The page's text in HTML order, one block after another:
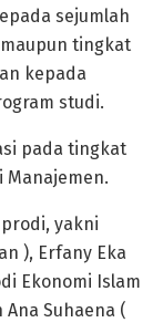
sejumlah
tingkat
kepada
studi.
pada tingkat
Manajemen.
yakni
), Erfany Eka
Ekonomi Islam
Suhaena (